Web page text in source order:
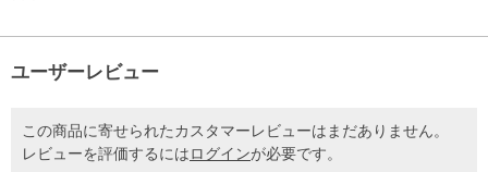
ユーザーレビュー
この商品に寄せられたカスタマーレビューはまだありません。
レビューを評価するにはログインが必要です。